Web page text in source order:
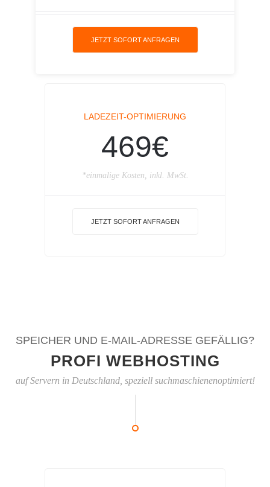
JETZT SOFORT ANFRAGEN
LADEZEIT-OPTIMIERUNG
469€
*einmalige Kosten, inkl. MwSt.
JETZT SOFORT ANFRAGEN
SPEICHER UND E-MAIL-ADRESSE GEFÄLLIG?
PROFI WEBHOSTING
auf Servern in Deutschland, speziell suchmaschienenoptimiert!